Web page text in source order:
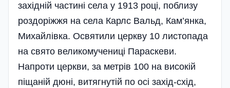
західній частині села у 1913 році, поблизу
роздоріжжя на села Карлс Вальд, Кам’янка,
Михайлівка. Освятили церкву 10 листопада
на свято великомучениці Параскеви.
Напроти церкви, за метрів 100 на високій
піщаній дюні, витягнутій по осі захід-схід,